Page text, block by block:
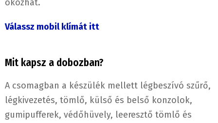
okozhat.
Válassz mobil klímát itt
Mit kapsz a dobozban?
A csomagban a készülék mellett légbeszívó szűrő,
légkivezetés, tömlő, külső és belső konzolok,
gumipufferek, védőhüvely, leeresztő tömlő és